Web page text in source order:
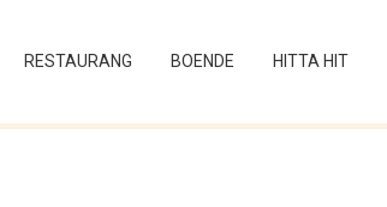
RESTAURANG BOENDE HITTA HIT